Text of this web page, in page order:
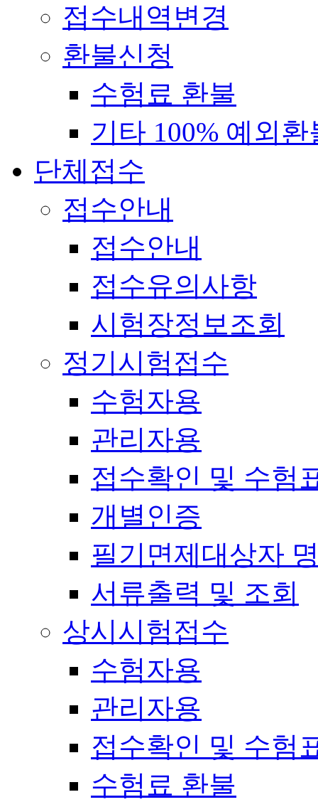
접수내역변경
환불신청
수험료 환불
기타 100% 예외환
단체접수
접수안내
접수안내
접수유의사항
시험장정보조회
정기시험접수
수험자용
관리자용
접수확인 및 수험
개별인증
필기면제대상자
서류출력 및 조회
상시시험접수
수험자용
관리자용
접수확인 및 수험
수험료 환불